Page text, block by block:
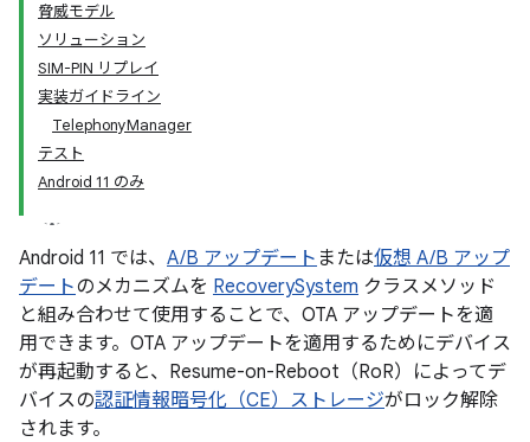
脅威モデル
ソリューション
SIM-PIN リプレイ
実装ガイドライン
TelephonyManager
テスト
Android 11 のみ
Android 11 では、 A/B アップデート または仮想 A/B アップ
デートのメカニズムを RecoverySystem クラスメソッド
と組み合わせて使用することで、OTA アップデートを適
用できます。OTA アップデートを適用するためにデバイス
が再起動すると、Resume-on-Reboot（RoR）によってデ
バイスの認証情報暗号化（CE）ストレージがロック解除
されます。